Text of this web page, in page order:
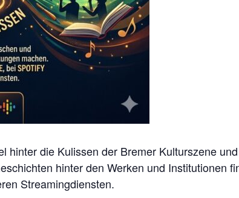
hinter die Kulissen der Bremer Kulturszene
hinter den Werken und Institutionen
Streamingdiensten.